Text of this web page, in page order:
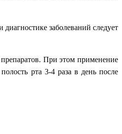
заболеваний следует
При этом применение
рта 3-4 раза в день после